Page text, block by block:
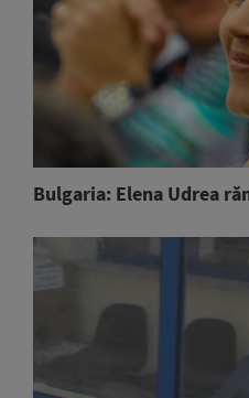
Bulgaria: Elena Udrea